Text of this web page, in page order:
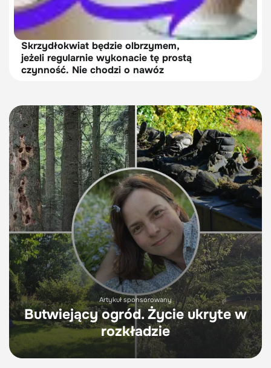
Skrzydłokwiat będzie olbrzymem,
jeżeli regularnie wykonacie tę prostą
czynność. Nie chodzi o nawóz
Artykuł sponsorowany
Butwiejący ogród. Życie ukryte w
rozkładzie